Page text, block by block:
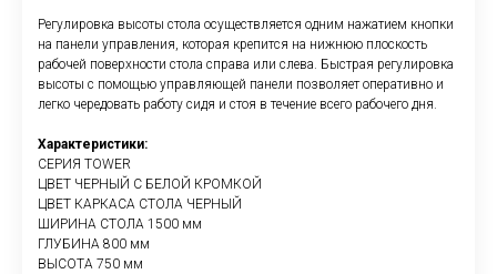
Регулировка высоты стола осуществляется одним нажатием кнопки
на панели управления, которая крепится на нижнюю плоскость
рабочей поверхности стола справа или слева. Быстрая регулировка
высоты с помощью управляющей панели позволяет оперативно и
легко чередовать работу сидя и стоя в течение всего рабочего дня.
Характеристики:
СЕРИЯ TOWER
ЦВЕТ ЧЕРНЫЙ С БЕЛОЙ КРОМКОЙ
ЦВЕТ КАРКАСА СТОЛА ЧЕРНЫЙ
ШИРИНА СТОЛА 1500 мм
ГЛУБИНА 800 мм
ВЫСОТА 750 мм